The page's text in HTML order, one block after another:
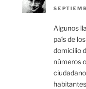
Algunos
país de
domicilio
números